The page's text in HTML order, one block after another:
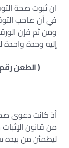
ان ثبوت صحة
في أن صاحب
ومن ثم فإن
إليه وحدة واحدة
( الطعن رقم 111 لسنة 65 ق – جلسة 28/6/2005)
من قانون
ليطمئن من بيده